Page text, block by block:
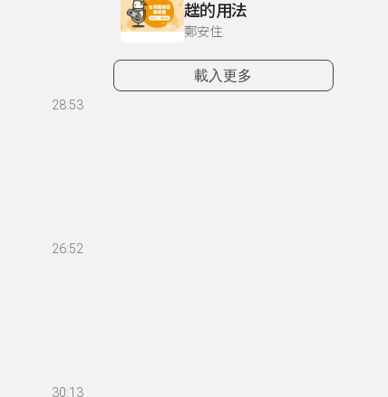
28:53
26:52
30:13
趖的用法
鄭安住
載入更多